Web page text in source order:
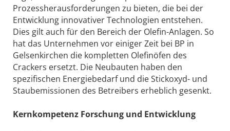
Prozessherausforderungen zu bieten, die bei der
Entwicklung innovativer Technologien entstehen.
Dies gilt auch für den Bereich der Olefin-Anlagen. So
hat das Unternehmen vor einiger Zeit bei BP in
Gelsenkirchen die kompletten Olefinöfen des
Crackers ersetzt. Die Neubauten haben den
spezifischen Energiebedarf und die Stickoxyd- und
Staubemissionen des Betreibers erheblich gesenkt.
Kernkompetenz Forschung und Entwicklung